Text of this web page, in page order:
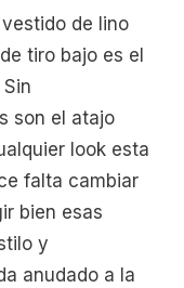
de lino
tiro bajo es el
son el atajo
look esta
falta cambiar
bien esas
y
anudado a la